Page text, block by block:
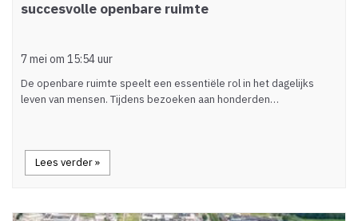
succesvolle openbare ruimte
7 mei om 15:54 uur
De openbare ruimte speelt een essentiële rol in het dagelijks
leven van mensen. Tijdens bezoeken aan honderden…
Lees verder »